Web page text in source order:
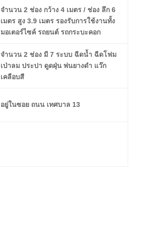
จำนวน 2 ช่อง กว้าง 4 เมตร / ช่อง ลึก 6
เมตร สูง 3.9 เมตร รองรับการใช้งานทั้ง
มอเตอร์ไซค์ รถยนต์ รถกระบะคอก
จำนวน 2 ช่อง มี 7 ระบบ ฉีดน้ำ ฉีดโฟม
เป่าลม ประปา ดูดฝุ่น พ่นยางดำ แว๊ก
เคลือบสี
อยู่ในซอย ถนน เทศบาล 13